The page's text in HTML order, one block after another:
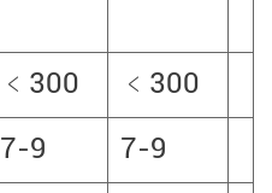
﹤300
﹤300
7-9
7-9